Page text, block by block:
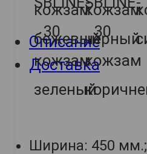
Описание
Доставка
Ширина: 450 мм.;